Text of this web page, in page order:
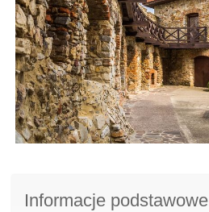
Informacje podstawowe